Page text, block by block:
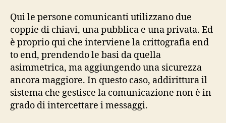
Qui le persone comunicanti utilizzano due
coppie di chiavi, una pubblica e una privata. Ed
è proprio qui che interviene la crittografia end
to end, prendendo le basi da quella
asimmetrica, ma aggiungendo una sicurezza
ancora maggiore. In questo caso, addirittura il
sistema che gestisce la comunicazione non è in
grado di intercettare i messaggi.